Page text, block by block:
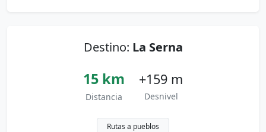
Destino: La Serna
15 km
Distancia
+159 m
Desnivel
Rutas a pueblos